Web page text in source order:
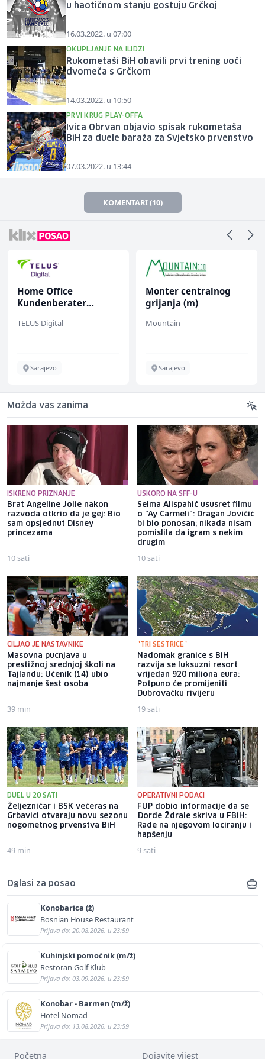
u haotičnom stanju gostuju Grčkoj
16.03.2022. u 07:00
OKUPLJANJE NA ILIDŽI
Rukometaši BiH obavili prvi trening uoči
dvomeča s Grčkom
14.03.2022. u 10:50
PRVI KRUG PLAY-OFFA
Ivica Obrvan objavio spisak rukometaša
BiH za duele baraža za Svjetsko prvenstvo
07.03.2022. u 13:44
KOMENTARI (10)
Home Office
Kundenberater
renommiertes
TELUS Digital
Sarajevo
Monter centralnog
grijanja (m)
Mountain
Sarajevo
Možda vas zanima
ISKRENO PRIZNANJE
Brat Angeline Jolie nakon
razvoda otkrio da je gej: Bio
sam opsjednut Disney
princezama
10 sati
USKORO NA SFF-U
Selma Alispahić ususret filmu
o "Ay Carmeli": Dragan Jovičić
bi bio ponosan; nikada nisam
pomislila da igram s nekim
drugim
10 sati
CILJAO JE NASTAVNIKE
Masovna pucnjava u
prestižnoj srednjoj školi na
Tajlandu: Učenik (14) ubio
najmanje šest osoba
39 min
"TRI SESTRICE"
Nadomak granice s BiH
razvija se luksuzni resort
vrijedan 920 miliona eura:
Potpuno će promijeniti
Dubrovačku rivijeru
19 sati
DUEL U 20 SATI
Željezničar i BSK večeras na
Grbavici otvaraju novu sezonu
nogometnog prvenstva BiH
49 min
OPERATIVNI PODACI
FUP dobio informacije da se
Đorđe Ždrale skriva u FBiH:
Rade na njegovom lociranju i
hapšenju
9 sati
Oglasi za posao
Konobarica (ž)
Bosnian House Restaurant
Prijava do: 20.08.2026. u 23:59
Kuhinjski pomoćnik (m/ž)
Restoran Golf Klub
Prijava do: 03.09.2026. u 23:59
Konobar - Barmen (m/ž)
Hotel Nomad
Prijava do: 13.08.2026. u 23:59
Početna Dojavite vijest